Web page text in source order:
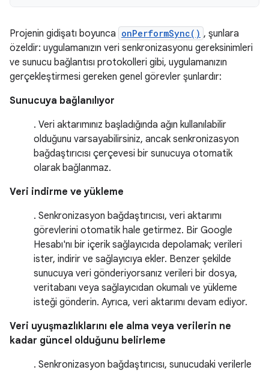
Projenin gidişatı boyunca onPerformSync() , şunlara
özeldir: uygulamanızın veri senkronizasyonu gereksinimleri
ve sunucu bağlantısı protokolleri gibi, uygulamanızın
gerçekleştirmesi gereken genel görevler şunlardır:
Sunucuya bağlanılıyor
. Veri aktarımınız başladığında ağın kullanılabilir
olduğunu varsayabilirsiniz, ancak senkronizasyon
bağdaştırıcısı çerçevesi bir sunucuya otomatik
olarak bağlanmaz.
Veri indirme ve yükleme
. Senkronizasyon bağdaştırıcısı, veri aktarımı
görevlerini otomatik hale getirmez. Bir Google
Hesabı'nı bir içerik sağlayıcıda depolamak; verileri
ister, indirir ve sağlayıcıya ekler. Benzer şekilde
sunucuya veri gönderiyorsanız verileri bir dosya,
veritabanı veya sağlayıcıdan okumalı ve yükleme
isteği gönderin. Ayrıca, veri aktarımı devam ediyor.
Veri uyuşmazlıklarını ele alma veya verilerin ne
kadar güncel olduğunu belirleme
. Senkronizasyon bağdaştırıcısı, sunucudaki verilerle